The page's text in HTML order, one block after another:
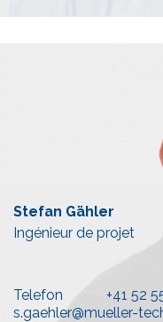
Stefan Gähler
Ingénieur de projet
Telefon
+41 52
s.gaehler@mueller-